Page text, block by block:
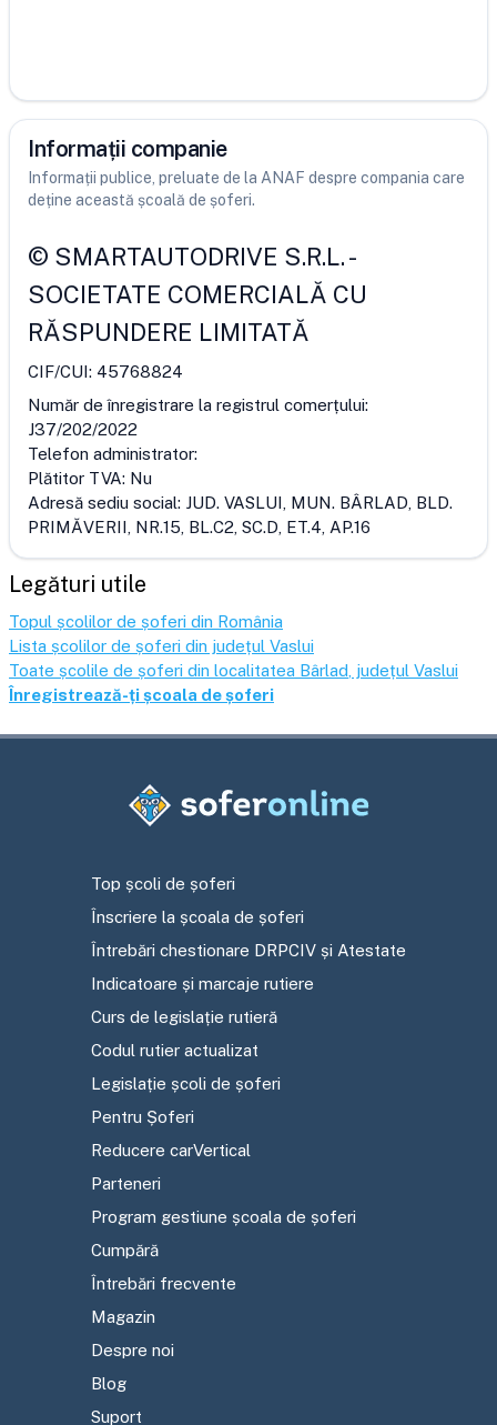
Informații companie
Informații publice, preluate de la ANAF despre compania care
deține această școală de șoferi.
© SMARTAUTODRIVE S.R.L.-
SOCIETATE COMERCIALĂ CU
RĂSPUNDERE LIMITATĂ
CIF/CUI: 45768824
Număr de înregistrare la registrul comerțului:
J37/202/2022
Telefon administrator:
Plătitor TVA: Nu
Adresă sediu social: JUD. VASLUI, MUN. BÂRLAD, BLD.
PRIMĂVERII, NR.15, BL.C2, SC.D, ET.4, AP.16
Legături utile
Topul școlilor de șoferi din România
Lista școlilor de șoferi din județul Vaslui
Toate școlile de șoferi din localitatea Bârlad , județul Vaslui
Înregistrează-ți școala de șoferi
Top școli de șoferi
Înscriere la școala de șoferi
Întrebări chestionare DRPCIV și Atestate
Indicatoare și marcaje rutiere
Curs de legislație rutieră
Codul rutier actualizat
Legislație școli de șoferi
Pentru Șoferi
Reducere carVertical
Parteneri
Program gestiune școala de șoferi
Cumpără
Întrebări frecvente
Magazin
Despre noi
Blog
Suport